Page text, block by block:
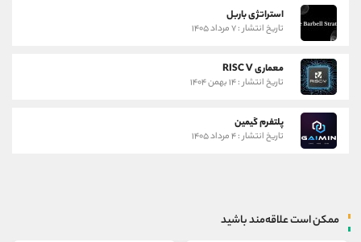
استراتژی باربل
تاریخ انتشار : ۷ مرداد ۱۴۰۵
معماری RISC V
تاریخ انتشار : ۱۴ بهمن ۱۴۰۴
پلتفرم گیمین
تاریخ انتشار : ۴ مرداد ۱۴۰۵
ممکن است علاقه‌مند باشید